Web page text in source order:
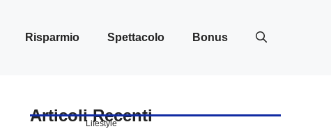
Risparmio Spettacolo Bonus
Articoli Recenti
Lifestyle